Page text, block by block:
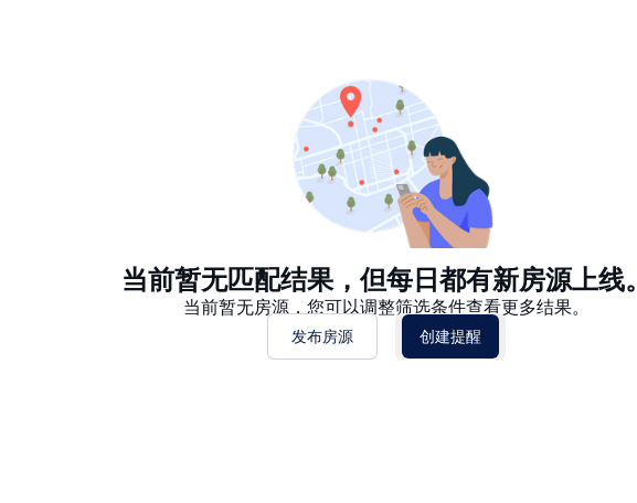
当前暂无匹配结果，但每日都有新房源上线。
当前暂无房源，您可以调整筛选条件查看更多结果。
发布房源 创建提醒